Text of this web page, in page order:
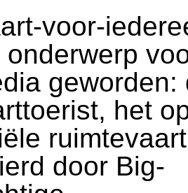
voor-
onderwerp
geworden:
het
ruimtevaart
door Big-